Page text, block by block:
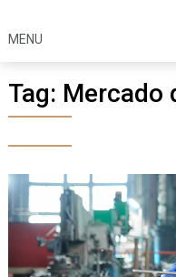
MENU
Tag: Mercado